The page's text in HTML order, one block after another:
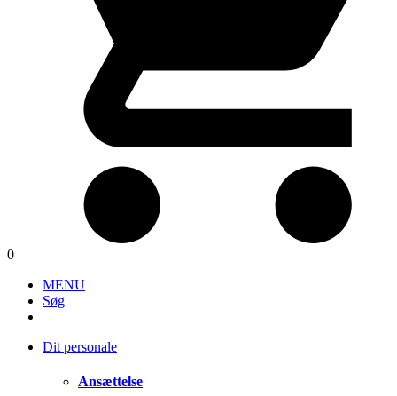
0
MENU
Søg
Dit personale
Ansættelse